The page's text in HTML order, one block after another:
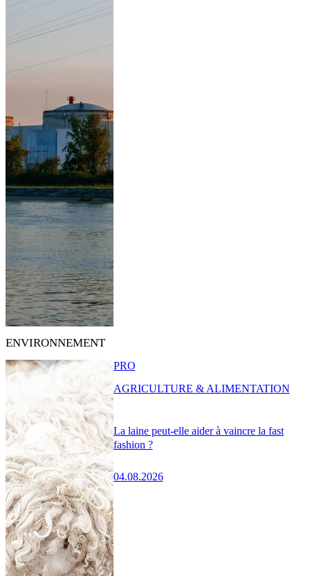
ENVIRONNEMENT
La laine peut-elle aider à vaincre la fast
fashion ?
04.08.2026
PRO
AGRICULTURE & ALIMENTATION